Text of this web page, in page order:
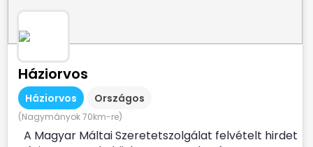
Háziorvos
Háziorvos Országos
(Nagymányok 70km-re)
A Magyar Máltai Szeretetszolgálat felvételt hirdet